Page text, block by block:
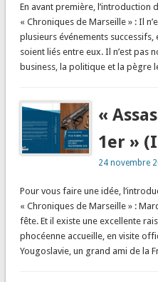
En avant première, l’introduction
« Chroniques de Marseille » : Il
plusieurs événements
soient liés entre eux. Il n’est pas
business, la politique et la pègre
«
1er »
24 novembre
Pour vous faire une idée,
« Chroniques de Marseille » :
fête. Et il existe une excellente
phocéenne accueille, en visite
Yougoslavie, un grand ami de la